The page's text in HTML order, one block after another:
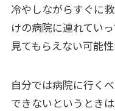
冷やしながらすぐに
けの病院に連れてい
見てもらえない可能性
自分では病院に行く
できないというときは